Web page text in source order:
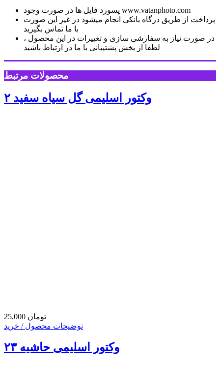
پسورد فایل ها در صورت وجود www.vatanphoto.com
پرداخت از طریق درگاه بانکی انجام میشود در غیر این صورت
با ما تماس بگیرید
در صورت نیاز به سفارشی سازی و تغییرات در این محصول ،
لطفا از بخش پشتیبانی با ما در ارتباط باشید
محصولات مرتبط
وکتور اسلیمی گل سیاه سفید ۲
25,000 تومان
توضیحات محصول / خرید
وکتور اسلیمی حاشیه ۲۳